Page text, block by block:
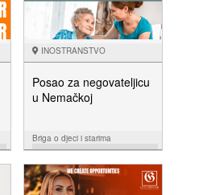
INOSTRANSTVO
Posao za negovateljicu
u Nemačkoj
Briga o djeci i starima
NUDIM